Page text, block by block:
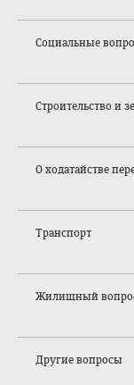
Социальные
Строительство и
О ходатайстве
Транспорт
Жилищный
Другие вопросы